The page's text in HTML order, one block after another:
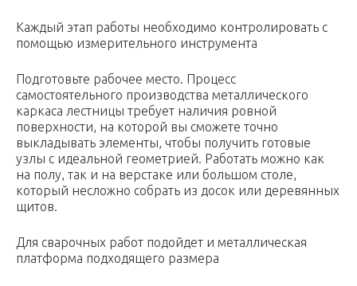
Каждый этап работы необходимо контролировать с
помощью измерительного инструмента
Подготовьте рабочее место. Процесс
самостоятельного производства металлического
каркаса лестницы требует наличия ровной
поверхности, на которой вы сможете точно
выкладывать элементы, чтобы получить готовые
узлы с идеальной геометрией. Работать можно как
на полу, так и на верстаке или большом столе,
который несложно собрать из досок или деревянных
щитов.
Для сварочных работ подойдет и металлическая
платформа подходящего размера